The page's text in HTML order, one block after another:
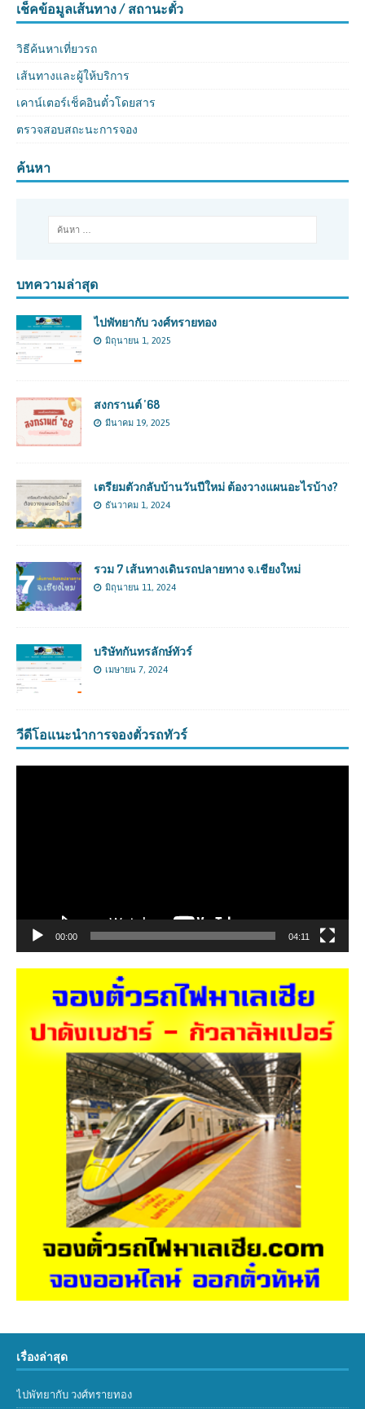
เช็คข้อมูลเส้นทาง / สถานะตั๋ว
วิธีค้นหาเที่ยวรถ
เส้นทางและผู้ให้บริการ
เคาน์เตอร์เช็คอินตั๋วโดยสาร
ตรวจสอบสถะนะการจอง
ค้นหา
บทความล่าสุด
ไปพัทยากับ วงศ์ทรายทอง
มิถุนายน 1, 2025
สงกรานต์ ’68
มีนาคม 19, 2025
เตรียมตัวกลับบ้านวันปีใหม่ ต้องวางแผนอะไรบ้าง?
ธันวาคม 1, 2024
รวม 7 เส้นทางเดินรถปลายทาง จ.เชียงใหม่
มิถุนายน 11, 2024
บริษัทกันทรลักษ์ทัวร์
เมษายน 7, 2024
วีดีโอแนะนำการจองตั๋วรถทัวร์
00:00 04:11
เรื่องล่าสุด
ไปพัทยากับ วงศ์ทรายทอง